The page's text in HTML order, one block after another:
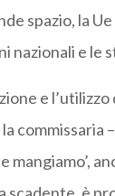
spazio, la
nazionali e le
e
commissaria
mangiamo’,